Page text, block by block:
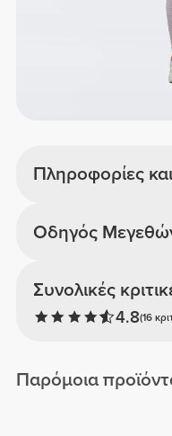
Πληροφορίες
Συνολικές
4.8(16
Οδηγός
Παρόμοια